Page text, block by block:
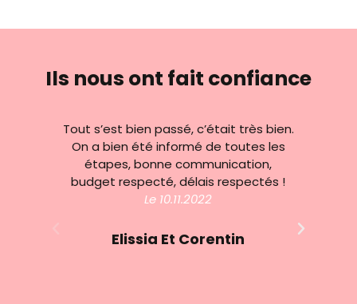
Ils nous ont fait confiance
Tout s’est bien passé, c’était très bien.
On a bien été informé de toutes les
étapes, bonne communication,
budget respecté, délais respectés !
Le 10.11.2022
Elissia Et Corentin